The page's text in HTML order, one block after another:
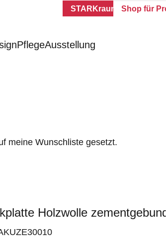
STARKraum Shop für
PflegeAusstellung
meine Wunschliste gesetzt.
Holzwolle